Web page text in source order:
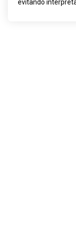
evitando